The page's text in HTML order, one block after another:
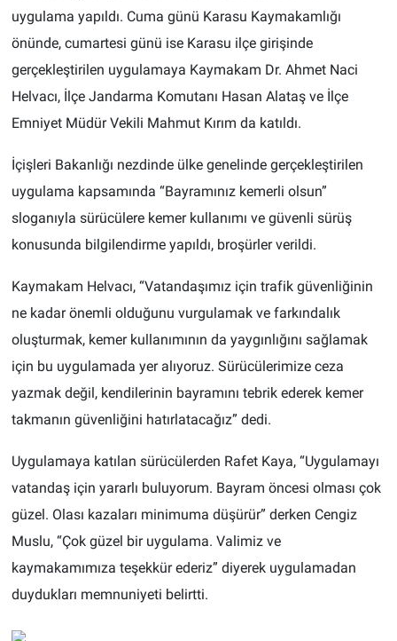
uygulama yapıldı. Cuma günü Karasu Kaymakamlığı
önünde, cumartesi günü ise Karasu ilçe girişinde
gerçekleştirilen uygulamaya Kaymakam Dr. Ahmet Naci
Helvacı, İlçe Jandarma Komutanı Hasan Alataş ve İlçe
Emniyet Müdür Vekili Mahmut Kırım da katıldı.
İçişleri Bakanlığı nezdinde ülke genelinde gerçekleştirilen
uygulama kapsamında “Bayramınız kemerli olsun”
sloganıyla sürücülere kemer kullanımı ve güvenli sürüş
konusunda bilgilendirme yapıldı, broşürler verildi.
Kaymakam Helvacı, “Vatandaşımız için trafik güvenliğinin
ne kadar önemli olduğunu vurgulamak ve farkındalık
oluşturmak, kemer kullanımının da yaygınlığını sağlamak
için bu uygulamada yer alıyoruz. Sürücülerimize ceza
yazmak değil, kendilerinin bayramını tebrik ederek kemer
takmanın güvenliğini hatırlatacağız” dedi.
Uygulamaya katılan sürücülerden Rafet Kaya, “Uygulamayı
vatandaş için yararlı buluyorum. Bayram öncesi olması çok
güzel. Olası kazaları minimuma düşürür” derken Cengiz
Muslu, “Çok güzel bir uygulama. Valimiz ve
kaymakamımıza teşekkür ederiz” diyerek uygulamadan
duydukları memnuniyeti belirtti.